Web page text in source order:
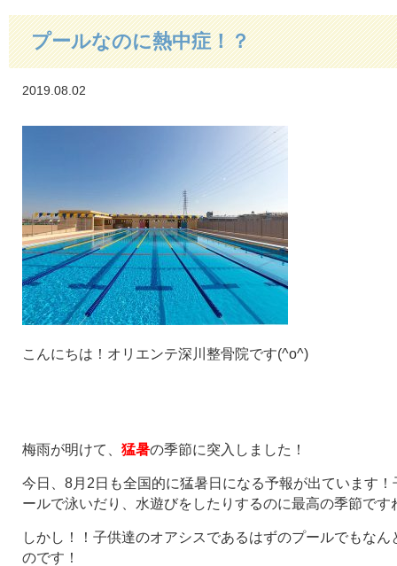
プールなのに熱中症！？
2019.08.02
こんにちは！オリエンテ深川整骨院です(^o^)
梅雨が明けて、 猛暑の季節に突入しました！
今日、8月2日も全国的に猛暑日になる予報が出ています
ールで泳いだり、水遊びをしたりするのに最高の季節です
しかし！！子供達のオアシスであるはずのプールでもなん
のです！